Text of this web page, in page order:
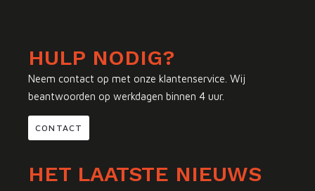
HULP NODIG?
Neem contact op met onze klantenservice. Wij
beantwoorden op werkdagen binnen 4 uur.
CONTACT
HET LAATSTE NIEUWS